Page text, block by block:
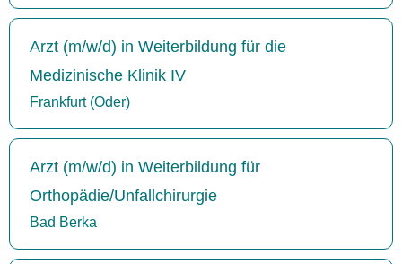
Arzt (m/w/d) in Weiterbildung für die
Medizinische Klinik IV
Frankfurt (Oder)
Arzt (m/w/d) in Weiterbildung für
Orthopädie/Unfallchirurgie
Bad Berka